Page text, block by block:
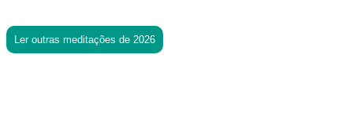
Ler outras meditações de 2026